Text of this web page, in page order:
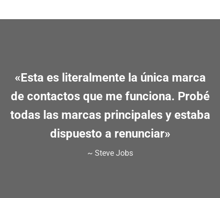
«Esta es literalmente la única marca
de contactos que me funciona. Probé
todas las marcas principales y estaba
dispuesto a renunciar»
~ Steve Jobs